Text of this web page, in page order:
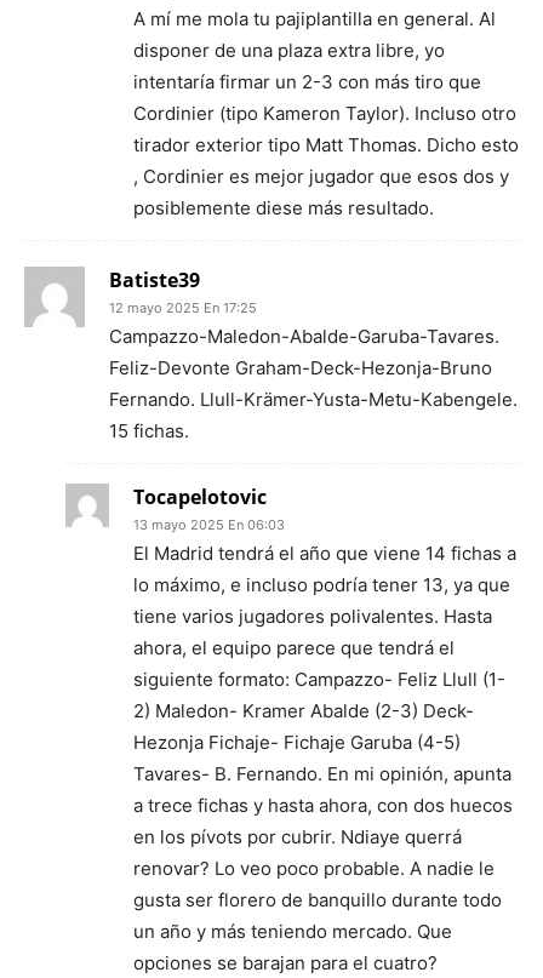
A mí me mola tu pajiplantilla en general. Al
disponer de una plaza extra libre, yo
intentaría firmar un 2-3 con más tiro que
Cordinier (tipo Kameron Taylor). Incluso otro
tirador exterior tipo Matt Thomas. Dicho esto
, Cordinier es mejor jugador que esos dos y
posiblemente diese más resultado.
Batiste39
12 mayo 2025 En 17:25
Campazzo-Maledon-Abalde-Garuba-Tavares.
Feliz-Devonte Graham-Deck-Hezonja-Bruno
Fernando. Llull-Krämer-Yusta-Metu-Kabengele.
15 fichas.
Tocapelotovic
13 mayo 2025 En 06:03
El Madrid tendrá el año que viene 14 fichas a
lo máximo, e incluso podría tener 13, ya que
tiene varios jugadores polivalentes. Hasta
ahora, el equipo parece que tendrá el
siguiente formato: Campazzo- Feliz Llull (1-
2) Maledon- Kramer Abalde (2-3) Deck-
Hezonja Fichaje- Fichaje Garuba (4-5)
Tavares- B. Fernando. En mi opinión, apunta
a trece fichas y hasta ahora, con dos huecos
en los pívots por cubrir. Ndiaye querrá
renovar? Lo veo poco probable. A nadie le
gusta ser florero de banquillo durante todo
un año y más teniendo mercado. Que
opciones se barajan para el cuatro?